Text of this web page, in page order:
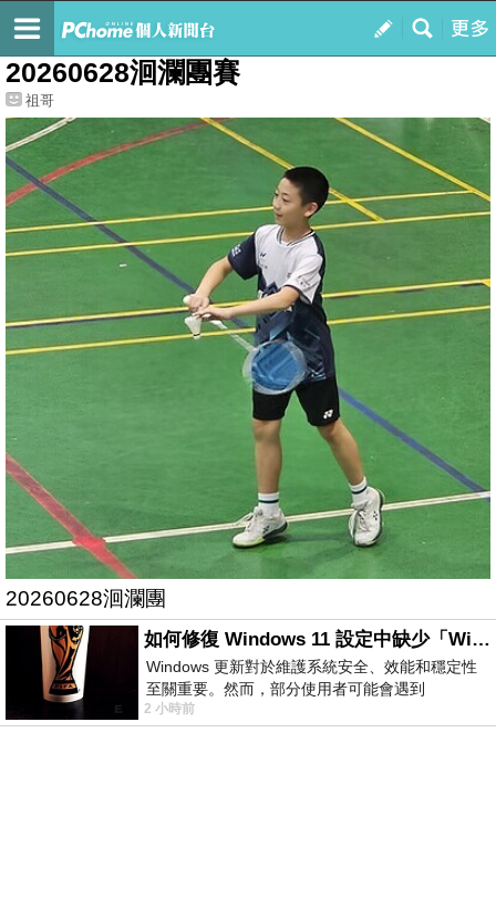
我的
最新文章
20260628洄瀾團賽
祖哥
20260628洄瀾團
如何修復 Windows 11 設定中缺少「Windows 更新」？
Windows 更新對於維護系統安全、效能和穩定性
至關重要。然而，部分使用者可能會遇到
Windows 11 設定應用程式中缺少「Windows 更
2 小時前